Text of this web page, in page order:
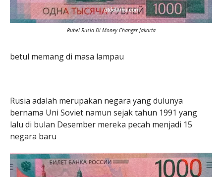
Rubel Rusia Di Money Changer Jakarta
betul memang di masa lampau
Rusia adalah merupakan negara yang dulunya
bernama Uni Soviet namun sejak tahun 1991 yang
lalu di bulan Desember mereka pecah menjadi 15
negara baru